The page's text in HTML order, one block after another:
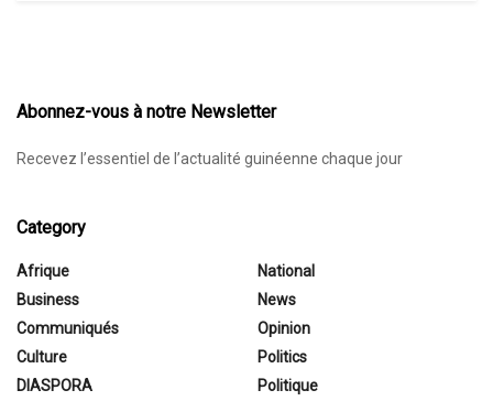
Abonnez-vous à notre Newsletter
Recevez l’essentiel de l’actualité guinéenne chaque jour
Category
Afrique
Business
Communiqués
Culture
DIASPORA
National
News
Opinion
Politics
Politique